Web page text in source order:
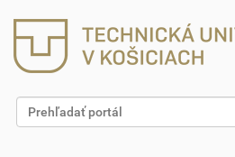
Hľadať